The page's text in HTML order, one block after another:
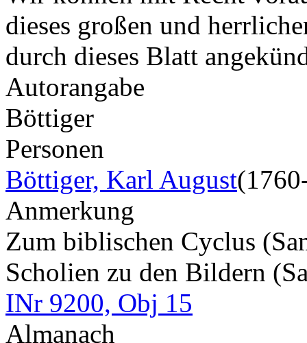
dieses großen und
durch dieses Blatt
Autorangabe
Böttiger
Personen
Böttiger, Karl August
Anmerkung
Zum biblischen Cyclus
Scholien zu den Bildern
INr 9200, Obj 15
Almanach